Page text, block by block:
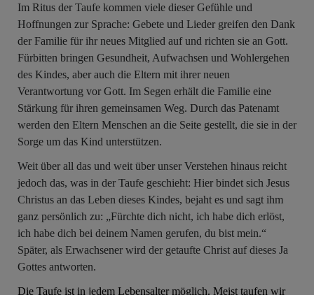
Im Ritus der Taufe kommen viele dieser Gefühle und
Hoffnungen zur Sprache: Gebete und Lieder greifen den Dank
der Familie für ihr neues Mitglied auf und richten sie an Gott.
Fürbitten bringen Gesundheit, Aufwachsen und Wohlergehen
des Kindes, aber auch die Eltern mit ihrer neuen
Verantwortung vor Gott. Im Segen erhält die Familie eine
Stärkung für ihren gemeinsamen Weg. Durch das Patenamt
werden den Eltern Menschen an die Seite gestellt, die sie in der
Sorge um das Kind unterstützen.
Weit über all das und weit über unser Verstehen hinaus reicht
jedoch das, was in der Taufe geschieht: Hier bindet sich Jesus
Christus an das Leben dieses Kindes, bejaht es und sagt ihm
ganz persönlich zu: „Fürchte dich nicht, ich habe dich erlöst,
ich habe dich bei deinem Namen gerufen, du bist mein.“
Später, als Erwachsener wird der getaufte Christ auf dieses Ja
Gottes antworten.
Die Taufe ist in jedem Lebensalter möglich. Meist taufen wir